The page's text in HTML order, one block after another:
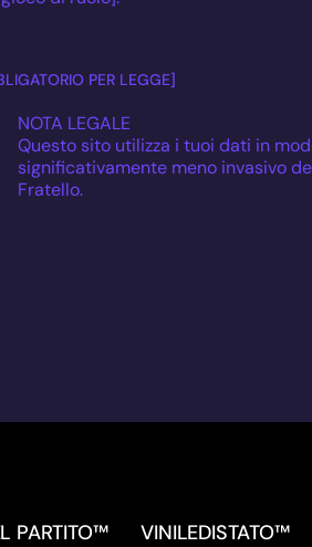
PER LEGGE]
NOTA LEGALE
Questo sito utilizza i tuoi dati in
significativamente meno invasivo
Fratello.
PARTITO™ VINILEDISTATO™